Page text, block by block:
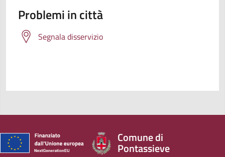
Problemi in città
Segnala disservizio
Comune di
Pontassieve